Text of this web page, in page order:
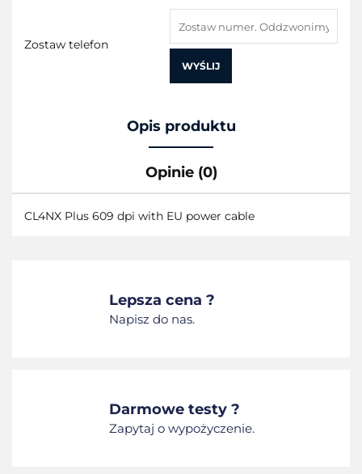
Zostaw telefon
WYŚLIJ
Opis produktu
Opinie (0)
CL4NX Plus 609 dpi with EU power cable
Lepsza cena ?
Napisz do nas.
Darmowe testy ?
Zapytaj o wypożyczenie.